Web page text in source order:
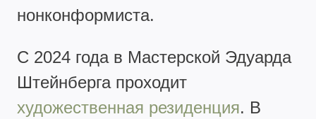
нонконформиста.
С 2024 года в Мастерской Эдуарда
Штейнберга проходит
художественная резиденция. В